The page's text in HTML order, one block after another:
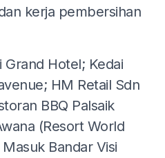
kerja pembersihan
Grand Hotel; Kedai
HM Retail Sdn
BBQ Palsaik
(Resort World
Bandar Visi